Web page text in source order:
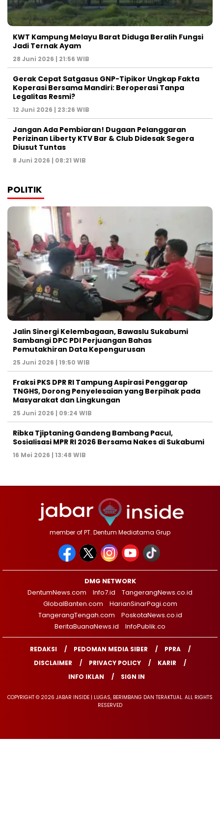
KWT Kampung Melayu Barat Diduga Beralih Fungsi
Jadi Ternak Ayam
28 Juni 2026 | 21:56 WIB
Gerak Cepat Satgasus GNP-Tipikor Ungkap Fakta
Koperasi Bersama Mandiri: Beroperasi Tanpa
Legalitas Resmi?
12 Juni 2026 | 23:26 WIB
Jangan Ada Pembiaran! Dugaan Pelanggaran
Perizinan Liberty KTV Bar & Club Didesak Segera
Diusut Tuntas
8 Juni 2026 | 08:21 WIB
POLITIK
Jalin Sinergi Kelembagaan, Bawaslu Sukabumi
Sambangi DPC PDI Perjuangan Bahas
Pemutakhiran Data Kepengurusan
25 Juni 2026 | 19:50 WIB
‎Fraksi PKS DPR RI Tampung Aspirasi Penggarap
TNGHS, Dorong Penyelesaian yang Berpihak pada
Masyarakat dan Lingkungan‎
25 Juni 2026 | 09:24 WIB
Ribka Tjiptaning Gandeng Bambang Pacul,
Sosialisasi MPR RI 2026 Bersama Nakes di Sukabumi
16 Mei 2026 | 13:48 WIB
member of PT. Dentum Mediatama Grup
DMG NETWORK
DentumNews.com
Info7.id
TangerangNews.co.id
GlobalBanten.com
HarianSinarPagi.com
TangerangTengah.com
PoskotaNews.co.id
BeritaBuanaNews.id
InfoPublik.co
REDAKSI PEDOMAN MEDIA SIBER
PPRA
DISCLAIMER
PRIVACY POLICY
KARIR
INFO IKLAN
SIGN IN
COPYRIGHT © 2026 JABAR INSIDE | LUGAS, BERIMBANG DAN TERAKTUAL. ALL RIGHTS
RESERVED